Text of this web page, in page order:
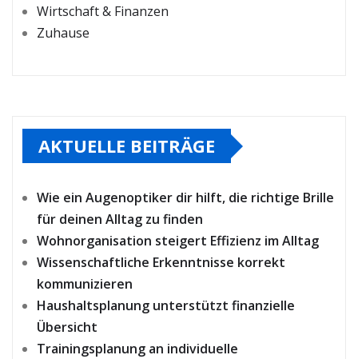
Wirtschaft & Finanzen
Zuhause
AKTUELLE BEITRÄGE
Wie ein Augenoptiker dir hilft, die richtige Brille
für deinen Alltag zu finden
Wohnorganisation steigert Effizienz im Alltag
Wissenschaftliche Erkenntnisse korrekt
kommunizieren
Haushaltsplanung unterstützt finanzielle
Übersicht
Trainingsplanung an individuelle